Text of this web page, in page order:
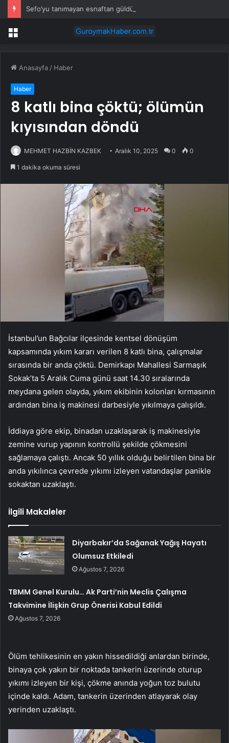
Menü
Anasayfa / Haber
Haber
8 katlı bina çöktü; ölümün
kıyısından döndü
MEHMET HAZBİN KAZBEK Aralık 10, 2025 0 0
1 dakika okuma süresi
İstanbul’un Bağcılar ilçesinde kentsel dönüşüm
kapsamında yıkım kararı verilen 8 katlı bina, çalışmalar
sırasında bir anda çöktü. Demirkapı Mahallesi Sarmaşık
Sokak’ta 5 Aralık Cuma günü saat 14.30 sıralarında
meydana gelen olayda, yıkım ekibinin kolonları kırmasının
ardından bina iş makinesi darbesiyle yıkılmaya çalışıldı.
İddiaya göre ekip, binadan uzaklaşarak iş makinesiyle
zemine vurup yapının kontrollü şekilde çökmesini
sağlamaya çalıştı. Ancak 50 yıllık olduğu belirtilen bina bir
anda yıkılınca çevrede yıkımı izleyen vatandaşlar panikle
sokaktan uzaklaştı.
İlgili Makaleler
Diyarbakır’da Sağanak Yağış Hayatı
Olumsuz Etkiledi
Ağustos 7, 2026
TBMM Genel Kurulu… Ak Parti’nin Meclis Çalışma
Takvimine İlişkin Grup Önerisi Kabul Edildi
Ağustos 7, 2026
Ölüm tehlikesinin en yakın hissedildiği anlardan birinde,
binaya çok yakın bir noktada tankerin üzerinde oturup
yıkımı izleyen bir kişi, çökme anında yoğun toz bulutu
içinde kaldı. Adam, tankerin üzerinden atlayarak olay
yerinden uzaklaştı.